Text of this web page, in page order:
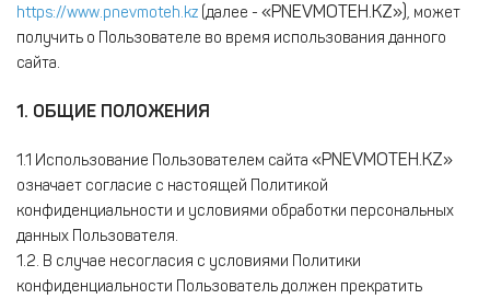
https://www.pnevmoteh.kz (далее - «PNEVMOTEH.KZ»), может
получить о Пользователе во время использования данного
сайта.
1. ОБЩИЕ ПОЛОЖЕНИЯ
1.1 Использование Пользователем сайта «PNEVMOTEH.KZ»
означает согласие с настоящей Политикой
конфиденциальности и условиями обработки персональных
данных Пользователя.
1.2. В случае несогласия с условиями Политики
конфиденциальности Пользователь должен прекратить